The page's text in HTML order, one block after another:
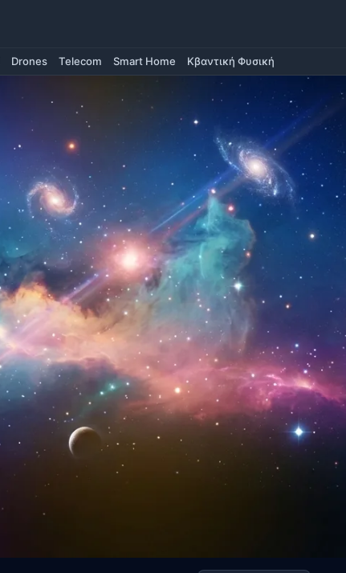
Drones Telecom Smart Home Κβαντική Φυσική